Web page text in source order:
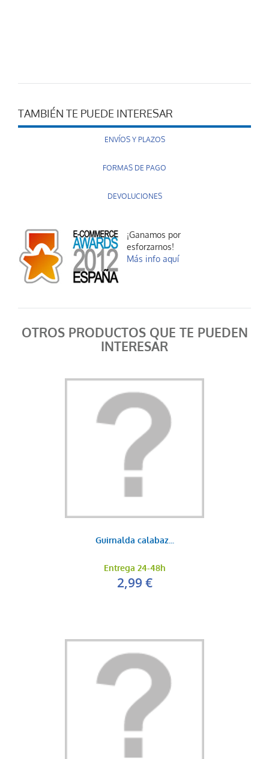
TAMBIÉN TE PUEDE INTERESAR
ENVÍOS Y PLAZOS
FORMAS DE PAGO
DEVOLUCIONES
¡Ganamos por
esforzarnos!
Más info aquí
OTROS PRODUCTOS QUE TE PUEDEN
INTERESAR
Guirnalda calabaz...
Entrega 24-48h
2,99 €